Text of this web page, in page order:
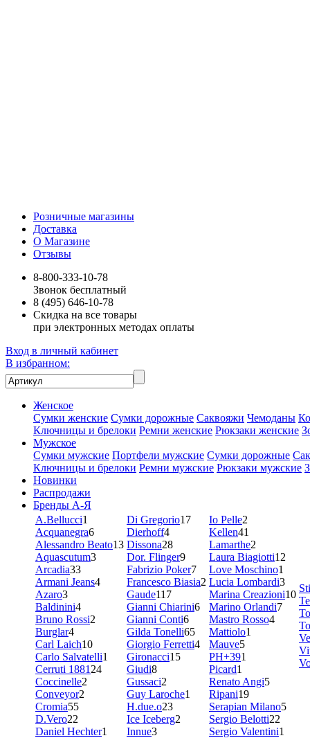
Розничные магазины
Доставка
О Магазине
Отзывы
8-800-333-10-78
Звонок бесплатный
8 (495) 646-10-78
Скидка на все товары
при электронных методах оплаты
Вход в личный кабинет
В избранном:
Женское
Сумки женские Сумки дорожные Саквояжи Чемоданы
Ключницы и брелоки Ремни женские Рюкзаки женские
Мужское
Сумки мужские Портфели мужские Сумки дорожные
Ключницы и брелоки Ремни мужские Рюкзаки мужские
Новинки
Распродажи
Бренды А-Я
A.Bellucci1
Acquanegra6
Alessandro Beato13
Aquascutum3
Arcadia33
Armani Jeans4
Azaro3
Baldinini4
Bruno Rossi2
Burglar4
Carl Laich10
Carlo Salvatelli1
Cerruti 1881 24
Coccinelle2
Conveyor2
Cromia55
D.Vero22
Daniel Hechter1
Di Gregorio17
Dierhoff4
Dissona28
Dor. Flinger9
Fabrizio Poker7
Francesco Biasia2
Gaude117
Gianni Chiarini6
Gianni Conti6
Gilda Tonelli65
Giorgio Ferretti4
Gironacci15
Giudi8
Gussaci2
Guy Laroche1
H.due.o23
Ice Iceberg2
Innue3
Io Pelle2
Kellen41
Lamarthe2
Laura Biagiotti12
Love Moschino1
Lucia Lombardi3
Marina Creazioni10
Marino Orlandi7
Mastro Rosso4
Mattiolo1
Mauve5
PH+391
Picard1
Renato Angi5
Ripani19
Serapian Milano5
Sergio Belotti22
Sergio Valentini1